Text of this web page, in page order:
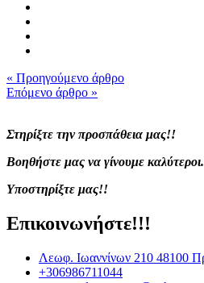
« Προηγούμενο άρθρο
Επόμενο άρθρο »
Στηρίξτε την προσπάθεια μας!!
Βοηθήστε μας να γίνουμε
Υποστηρίξτε μας!!
Επικοινωνήστε!!!
Λεωφ. Ιωαννίνων 210 48100
+306986711044